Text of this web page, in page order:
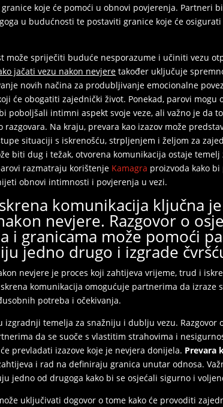
koje će pomoći u obnovi povjerenja. Partneri
u budućnosti te postaviti granice koje će
može spriječiti buduće nesporazume i učiniti vezu
jačati vezu nakon nevjere također uključuje
novih načina za produbljivanje emocionalne
će obogatiti zajednički život. Ponekad, parovi
poboljšali intimni aspekt svoje veze, ali važno je da
razgovara. Na kraju, prevara kao izazov može
situaciji s iskrenošću, strpljenjem i željom za
biti dug i težak, otvorena komunikacija ostaje temelj
razmatraju korištenje Kamagra proizvoda kako
obnovi intimnosti i povjerenja u vezi.
komunikacija ključna
nevjere. Razgovor o
i granicama može pomoći
jedno drugo i izgrade
nevjere je proces koji zahtijeva vrijeme, trud i
komunikacija omogućuje partnerima da izraze
potreba i očekivanja.
izgradnji temelja za snažniju i dublju vezu. Razgovor
da se suoče s vlastitim strahovima i
prevladati izazove koje je nevjera donijela. Prevara
i rad na definiraju granica unutar odnosa.
jedno od drugoga kako bi se osjećali sigurno i
uključivati dogovor o tome kako će provoditi